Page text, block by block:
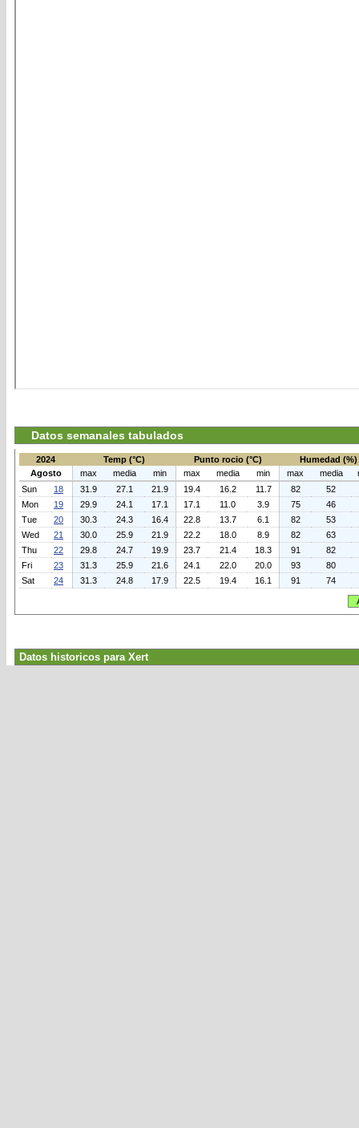
Datos semanales tabulados
2024 Temp (°C) Punto rocio (°C)
Humedad (%)
Agosto
max media min max media min max media
Sun
18 31.9 27.1 21.9 19.4 16.2 11.7 82
52
Mon
19 29.9 24.1 17.1 17.1 11.0 3.9 75
46
Tue
20 30.3 24.3 16.4 22.8 13.7 6.1 82
53
Wed
21 30.0 25.9 21.9 22.2 18.0 8.9 82
63
Thu
22 29.8 24.7 19.9 23.7 21.4 18.3 91
82
Fri
23 31.3 25.9 21.6 24.1 22.0 20.0 93
80
Sat
24 31.3 24.8 17.9 22.5 19.4 16.1 91 74
Datos historicos para Xert